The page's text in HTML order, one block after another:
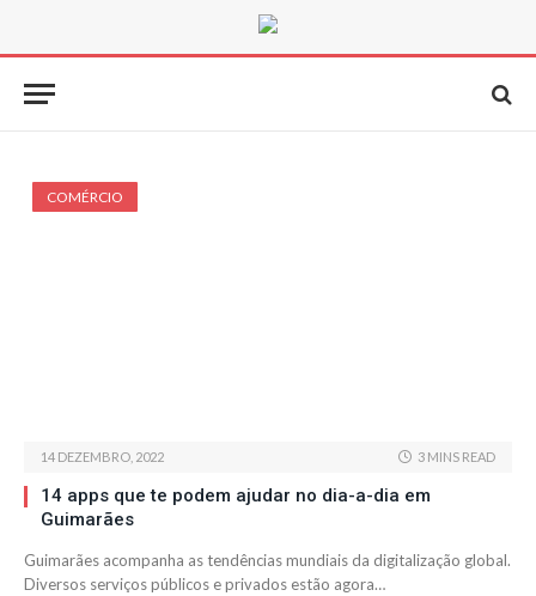
COMÉRCIO
14 DEZEMBRO, 2022 3 MINS READ
14 apps que te podem ajudar no dia-a-dia em
Guimarães
Guimarães acompanha as tendências mundiais da digitalização global.
Diversos serviços públicos e privados estão agora…